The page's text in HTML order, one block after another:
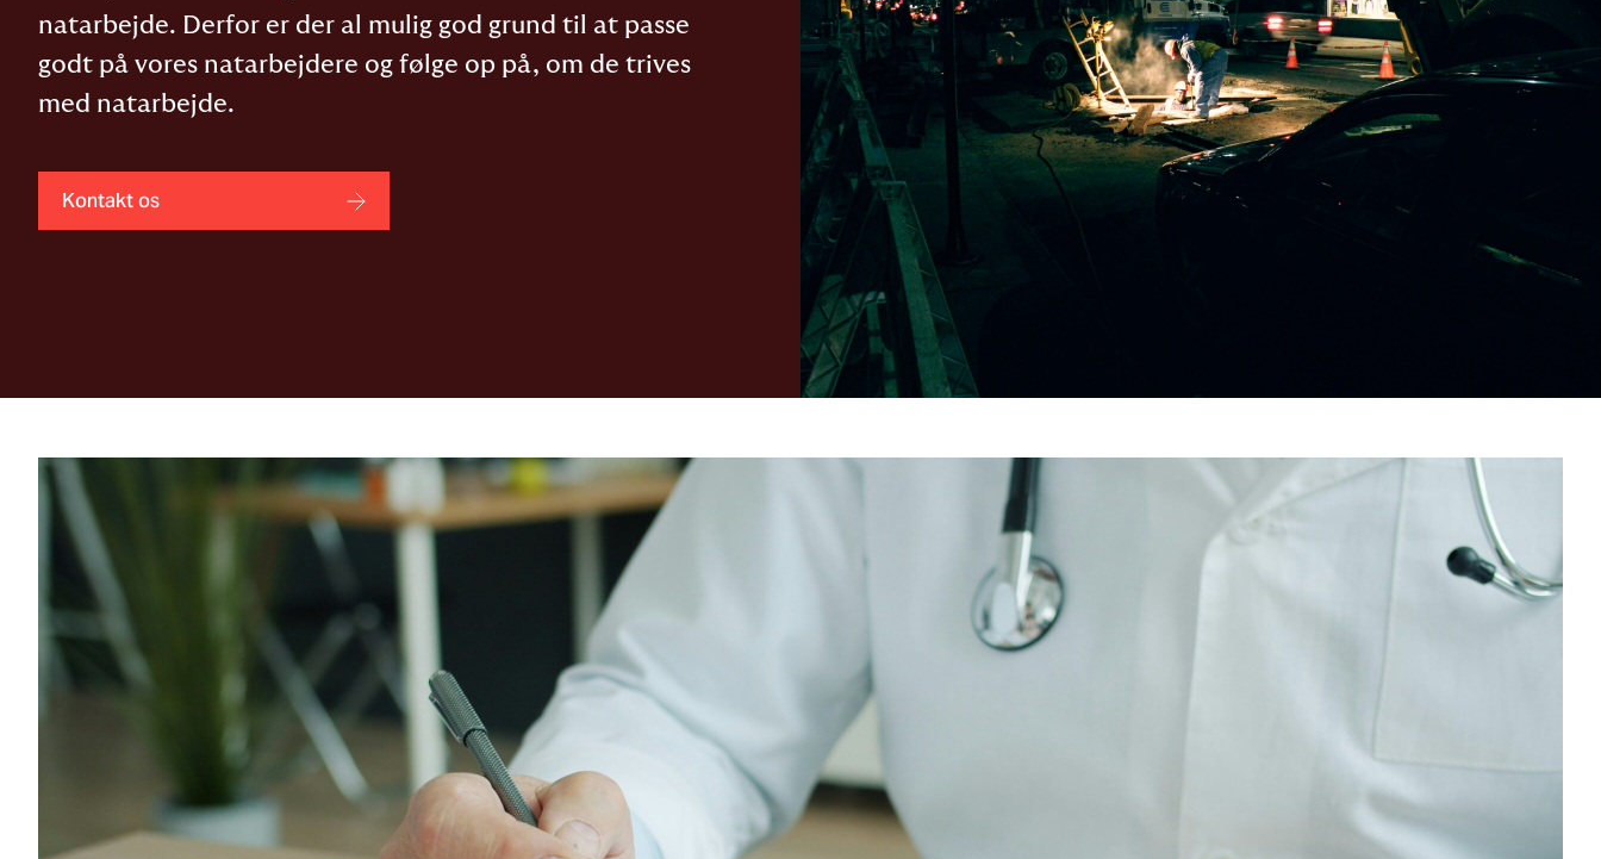
natarbejde. Derfor er der al mulig god grund til at passe
godt på vores natarbejdere og følge op på, om de trives
med natarbejde.
Kontakt os